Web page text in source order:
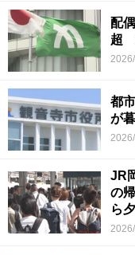
配
超
都
が
JR
の
ら